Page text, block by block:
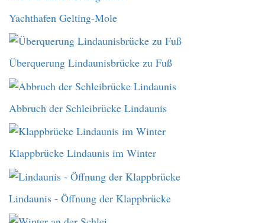
Yachthafen Gelting-Mole
Überquerung Lindaunisbrücke zu Fuß
Abbruch der Schleibrücke Lindaunis
Klappbrücke Lindaunis im Winter
Lindaunis - Öffnung der Klappbrücke